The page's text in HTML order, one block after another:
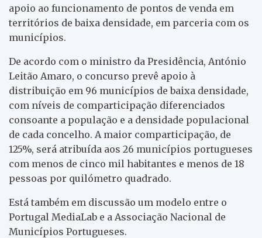
apoio ao funcionamento de pontos de venda em
territórios de baixa densidade, em parceria com os
municípios.
De acordo com o ministro da Presidência, António
Leitão Amaro, o concurso prevê apoio à
distribuição em 96 municípios de baixa densidade,
com níveis de comparticipação diferenciados
consoante a população e a densidade populacional
de cada concelho. A maior comparticipação, de
125%, será atribuída aos 26 municípios portugueses
com menos de cinco mil habitantes e menos de 18
pessoas por quilómetro quadrado.
Está também em discussão um modelo entre o
Portugal MediaLab e a Associação Nacional de
Municípios Portugueses.